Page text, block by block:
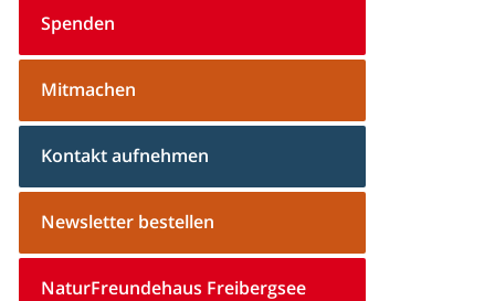
Spenden
Mitmachen
Kontakt aufnehmen
Newsletter bestellen
NaturFreundehaus Freibergsee